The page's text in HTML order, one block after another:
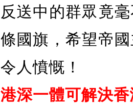
反送中的群眾竟
條國旗，希望帝
令人憤慨！
港深一體可解決